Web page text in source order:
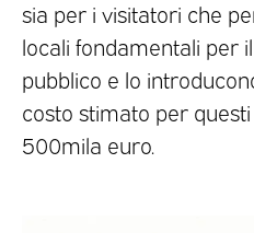
sia per i visitatori che
locali fondamentali per
pubblico e lo
costo stimato per
500mila euro.